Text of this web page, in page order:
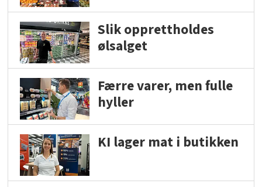
Slik opprettholdes
ølsalget
Færre varer, men fulle
hyller
KI lager mat i butikken